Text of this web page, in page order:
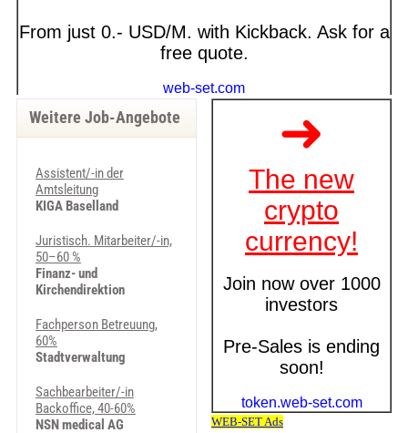
Weitere Job-Angebote
Assistent/-in der
Amtsleitung
KIGA Baselland
Juristisch. Mitarbeiter/-in,
50–60 %
Finanz- und
Kirchendirektion
Fachperson Betreuung,
60%
Stadtverwaltung
Sachbearbeiter/-in
Backoffice, 40-60%
NSN medical AG